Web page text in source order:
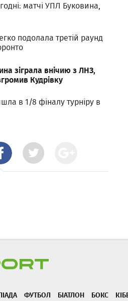
матчі УПЛ Буковина,
подолала третій раунд
зіграла внічию з ЛНЗ,
Кудрівку
в 1/8 фіналу турніру в
ФУТБОЛ БІАТЛОН БОКС